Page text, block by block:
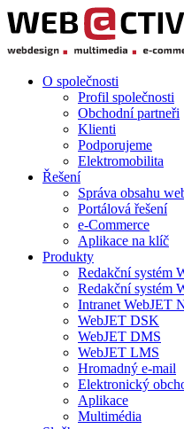
O společnosti
Profil společnosti
Obchodní partneři
Klienti
Podporujeme
Elektromobilita
Řešení
Správa obsahu
Portálová řešení
e-Commerce
Aplikace na klíč
Produkty
Redakční systém
Redakční systém
Intranet WebJET
WebJET DSK
WebJET DMS
WebJET LMS
Hromadný e-mail
Elektronický
Aplikace
Multimédia